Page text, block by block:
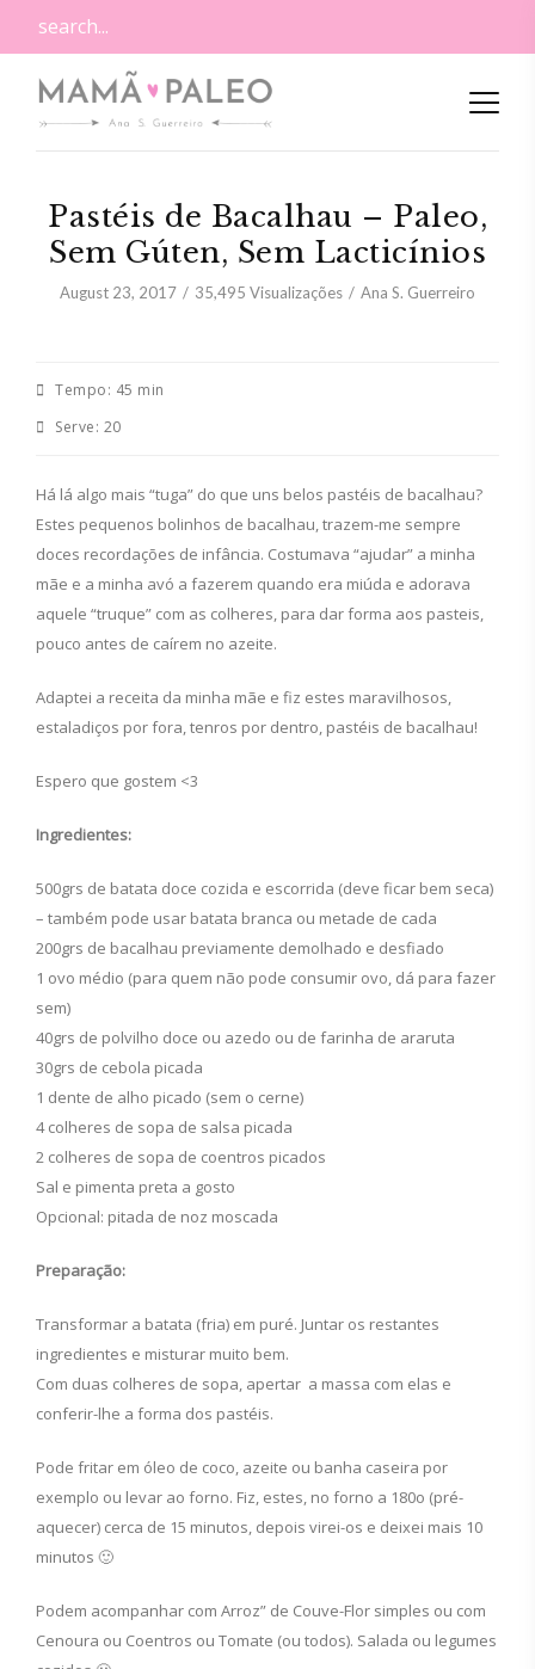
Pastéis de Bacalhau – Paleo,
Sem Gúten, Sem Lacticínios
August 23, 2017 35,495 Visualizações Ana S. Guerreiro
Tempo: 45 min
Serve: 20
Há lá algo mais “tuga” do que uns belos pastéis de bacalhau?
Estes pequenos bolinhos de bacalhau, trazem-me sempre
doces recordações de infância. Costumava “ajudar” a minha
mãe e a minha avó a fazerem quando era miúda e adorava
aquele “truque” com as colheres, para dar forma aos pasteis,
pouco antes de caírem no azeite.
Adaptei a receita da minha mãe e fiz estes maravilhosos,
estaladiços por fora, tenros por dentro, pastéis de bacalhau!
Espero que gostem <3
Ingredientes:
500grs de batata doce cozida e escorrida (deve ficar bem seca)
– também pode usar batata branca ou metade de cada
200grs de bacalhau previamente demolhado e desfiado
1 ovo médio (para quem não pode consumir ovo, dá para fazer
sem)
40grs de polvilho doce ou azedo ou de farinha de araruta
30grs de cebola picada
1 dente de alho picado (sem o cerne)
4 colheres de sopa de salsa picada
2 colheres de sopa de coentros picados
Sal e pimenta preta a gosto
Opcional: pitada de noz moscada
Preparação:
Transformar a batata (fria) em puré. Juntar os restantes
ingredientes e misturar muito bem.
Com duas colheres de sopa, apertar a massa com elas e
conferir-lhe a forma dos pastéis.
Pode fritar em óleo de coco, azeite ou banha caseira por
exemplo ou levar ao forno. Fiz, estes, no forno a 180o (pré-
aquecer) cerca de 15 minutos, depois virei-os e deixei mais 10
minutos 🙂
Podem acompanhar com Arroz” de Couve-Flor simples ou com
Cenoura ou Coentros ou Tomate (ou todos). Salada ou legumes